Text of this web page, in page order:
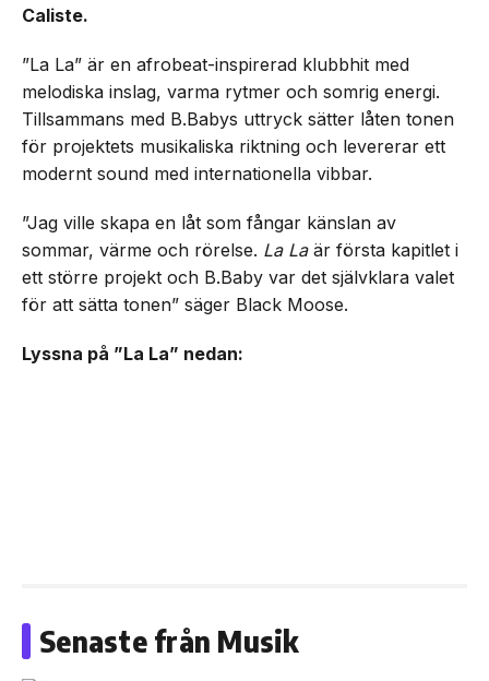
Caliste.
”La La” är en afrobeat-inspirerad klubbhit med
melodiska inslag, varma rytmer och somrig energi.
Tillsammans med B.Babys uttryck sätter låten tonen
för projektets musikaliska riktning och levererar ett
modernt sound med internationella vibbar.
”Jag ville skapa en låt som fångar känslan av
sommar, värme och rörelse. La Laär första kapitlet i
ett större projekt och B.Baby var det självklara valet
för att sätta tonen” säger Black Moose.
Lyssna på ”La La” nedan:
Senaste från Musik